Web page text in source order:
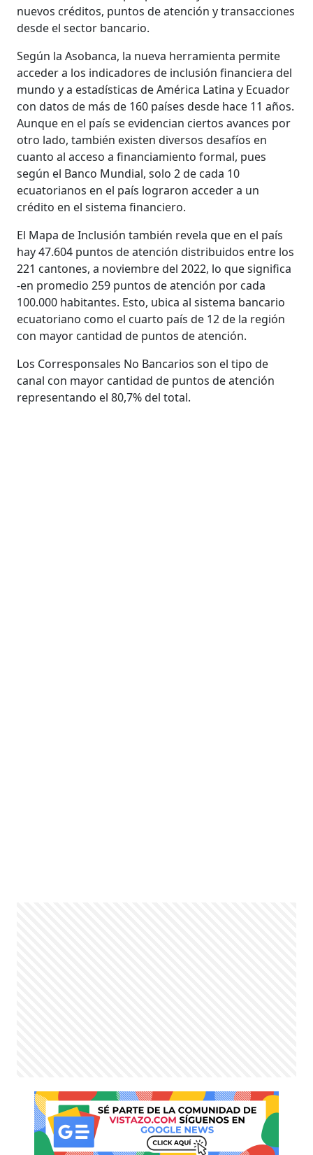
nuevos créditos, puntos de atención y transacciones
desde el sector bancario.
Según la Asobanca, la nueva herramienta permite
acceder a los indicadores de inclusión financiera del
mundo y a estadísticas de América Latina y Ecuador
con datos de más de 160 países desde hace 11 años.
Aunque en el país se evidencian ciertos avances por
otro lado, también existen diversos desafíos en
cuanto al acceso a financiamiento formal, pues
según el Banco Mundial, solo 2 de cada 10
ecuatorianos en el país lograron acceder a un
crédito en el sistema financiero.
El Mapa de Inclusión también revela que en el país
hay 47.604 puntos de atención distribuidos entre los
221 cantones, a noviembre del 2022, lo que significa
-en promedio 259 puntos de atención por cada
100.000 habitantes. Esto, ubica al sistema bancario
ecuatoriano como el cuarto país de 12 de la región
con mayor cantidad de puntos de atención.
Los Corresponsales No Bancarios son el tipo de
canal con mayor cantidad de puntos de atención
representando el 80,7% del total.